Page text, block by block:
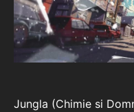
Jungla (Chimie si